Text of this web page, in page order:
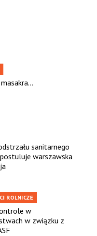
sanitarnego
warszawska
ROLNICZE
w
w związku z